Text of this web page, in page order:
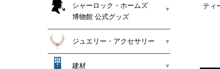
シャーロック・ホームズ
博物館 公式グッズ
ジュエリー・アクセサリー
建材
ティ